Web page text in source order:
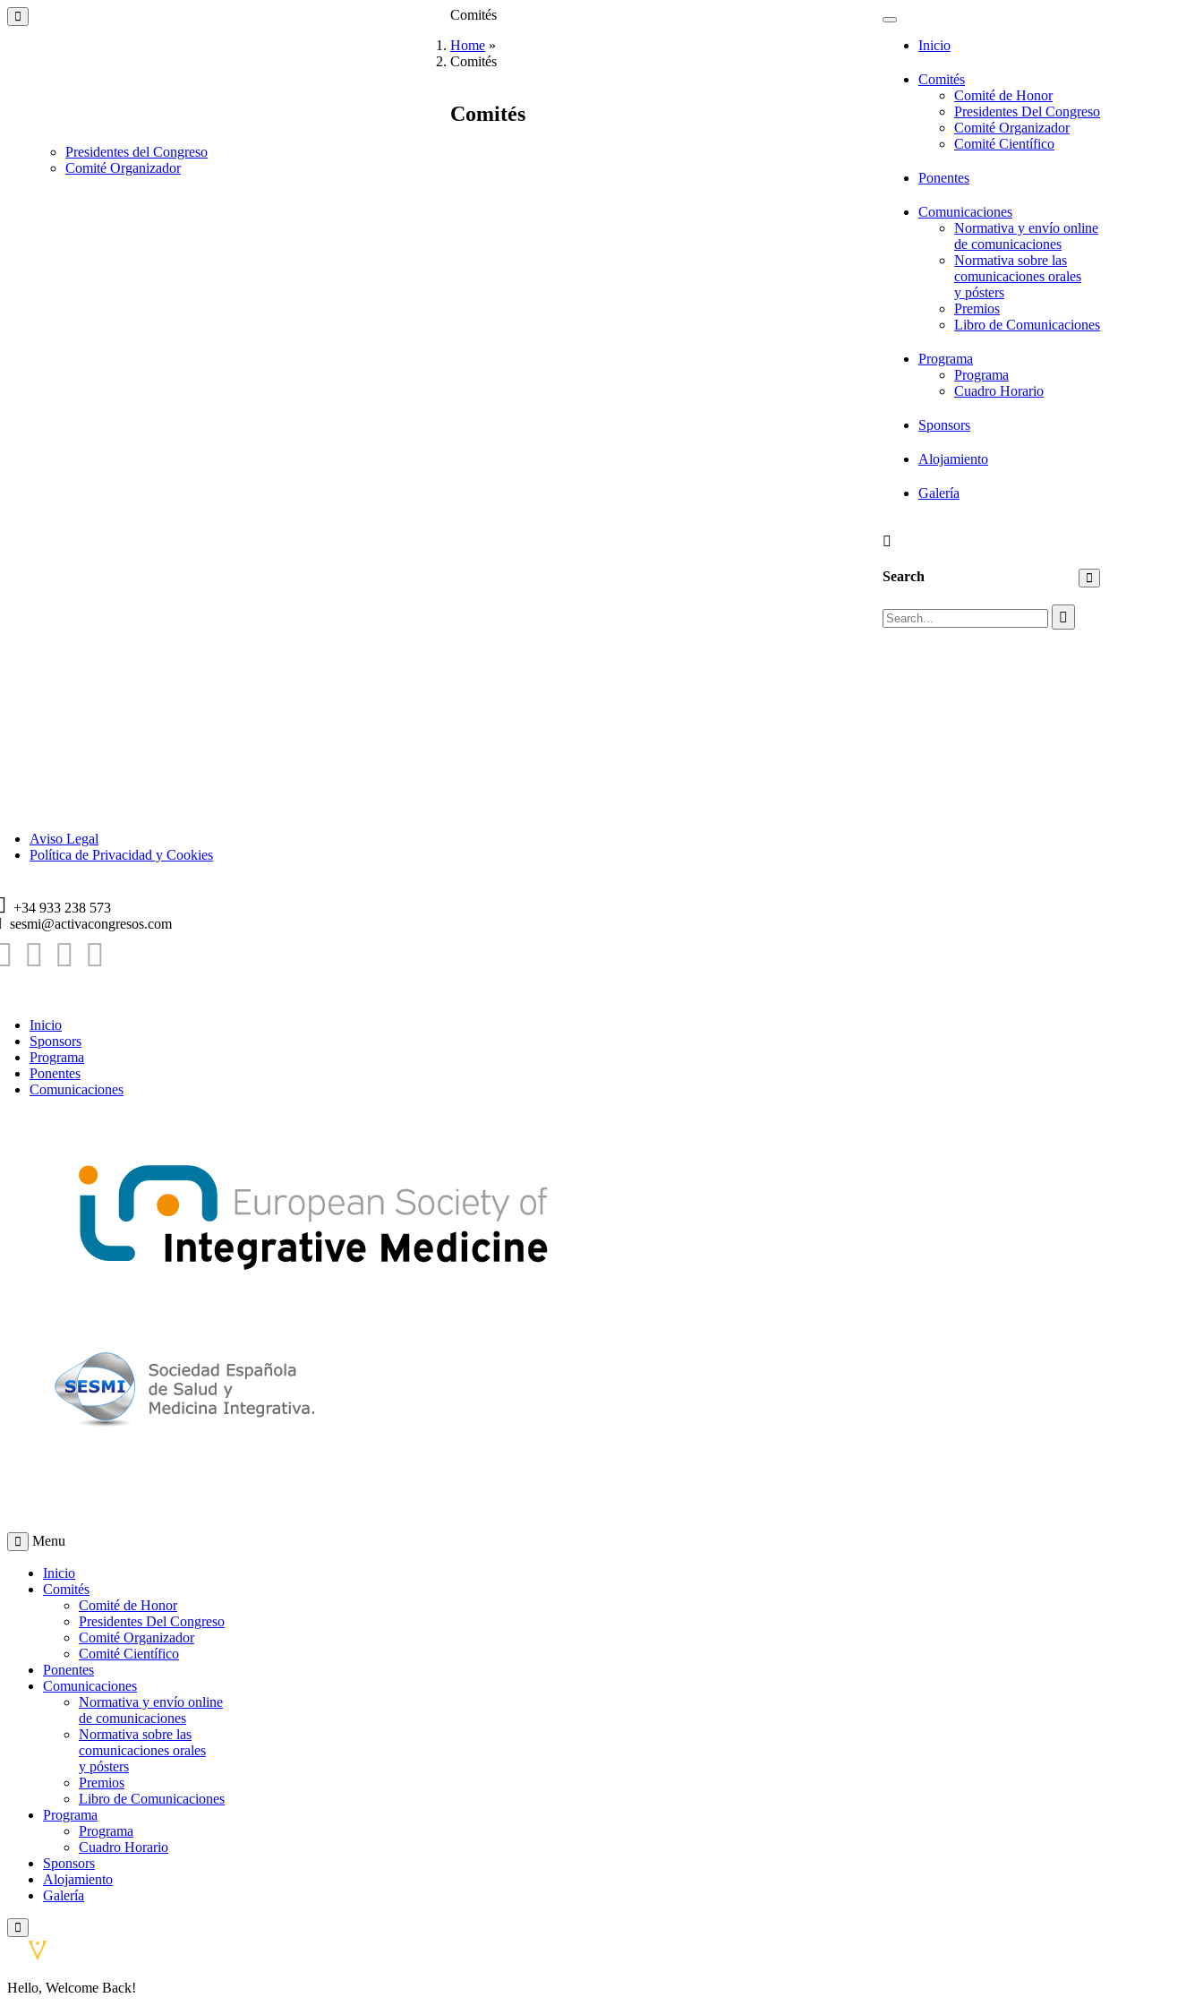
+34 933 238 573
sesmi@activacongresos.com
Toggle
navigation
Inicio
Comités
Comité de Honor
Presidentes Del Congreso
Comité Organizador
Comité Científico
Ponentes
Comunicaciones
Normativa y envío online
de comunicaciones
Normativa sobre las
comunicaciones orales
y pósters
Premios
Libro de Comunicaciones
Programa
Programa
Cuadro Horario
Sponsors
Alojamiento
Galería
Search
Comités
Home »
Comités
Comités
Presidentes del Congreso
Comité Organizador
Aviso Legal
Política de Privacidad y Cookies
+34 933 238 573
sesmi@activacongresos.com
Inicio
Sponsors
Programa
Ponentes
Comunicaciones
Menu
Inicio
Comités
Comité de Honor
Presidentes Del Congreso
Comité Organizador
Comité Científico
Ponentes
Comunicaciones
Normativa y envío online
de comunicaciones
Normativa sobre las
comunicaciones orales
y pósters
Premios
Libro de Comunicaciones
Programa
Programa
Cuadro Horario
Sponsors
Alojamiento
Galería
Hello, Welcome Back!